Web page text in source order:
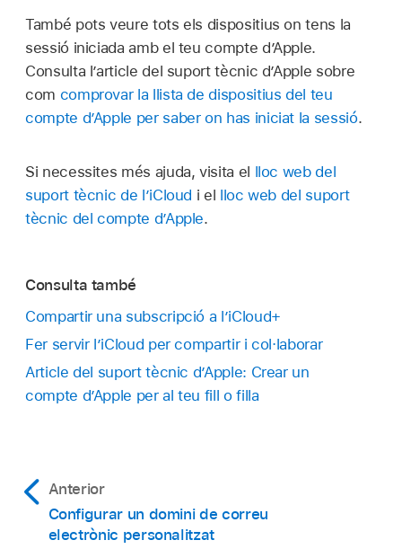
També pots veure tots els dispositius on tens la
sessió iniciada amb el teu compte d’Apple.
Consulta l’article del suport tècnic d’Apple sobre
com comprovar la llista de dispositius del teu
compte d’Apple per saber on has iniciat la sessió.
Si necessites més ajuda, visita el lloc web del
suport tècnic de l’iCloud i el lloc web del suport
tècnic del compte d’Apple.
Consulta també
Compartir una subscripció a l’iCloud+
Fer servir l’iCloud per compartir i col·laborar
Article del suport tècnic d’Apple: Crear un
compte d’Apple per al teu fill o filla
Anterior
Configurar un domini de correu
electrònic personalitzat